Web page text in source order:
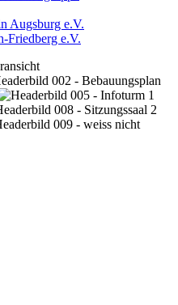
Augsburg e.V.
Friedberg e.V.